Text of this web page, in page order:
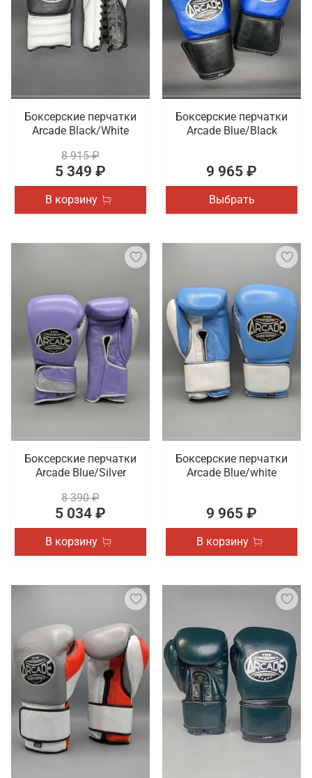
Боксерские перчатки
Arcade Black/White
8 915 ₽
5 349 ₽
В корзину
Боксерские перчатки
Arcade Blue/Black
9 965 ₽
Выбрать
Боксерские перчатки
Arcade Blue/Silver
8 390 ₽
5 034 ₽
В корзину
Боксерские перчатки
Arcade Blue/white
9 965 ₽
В корзину